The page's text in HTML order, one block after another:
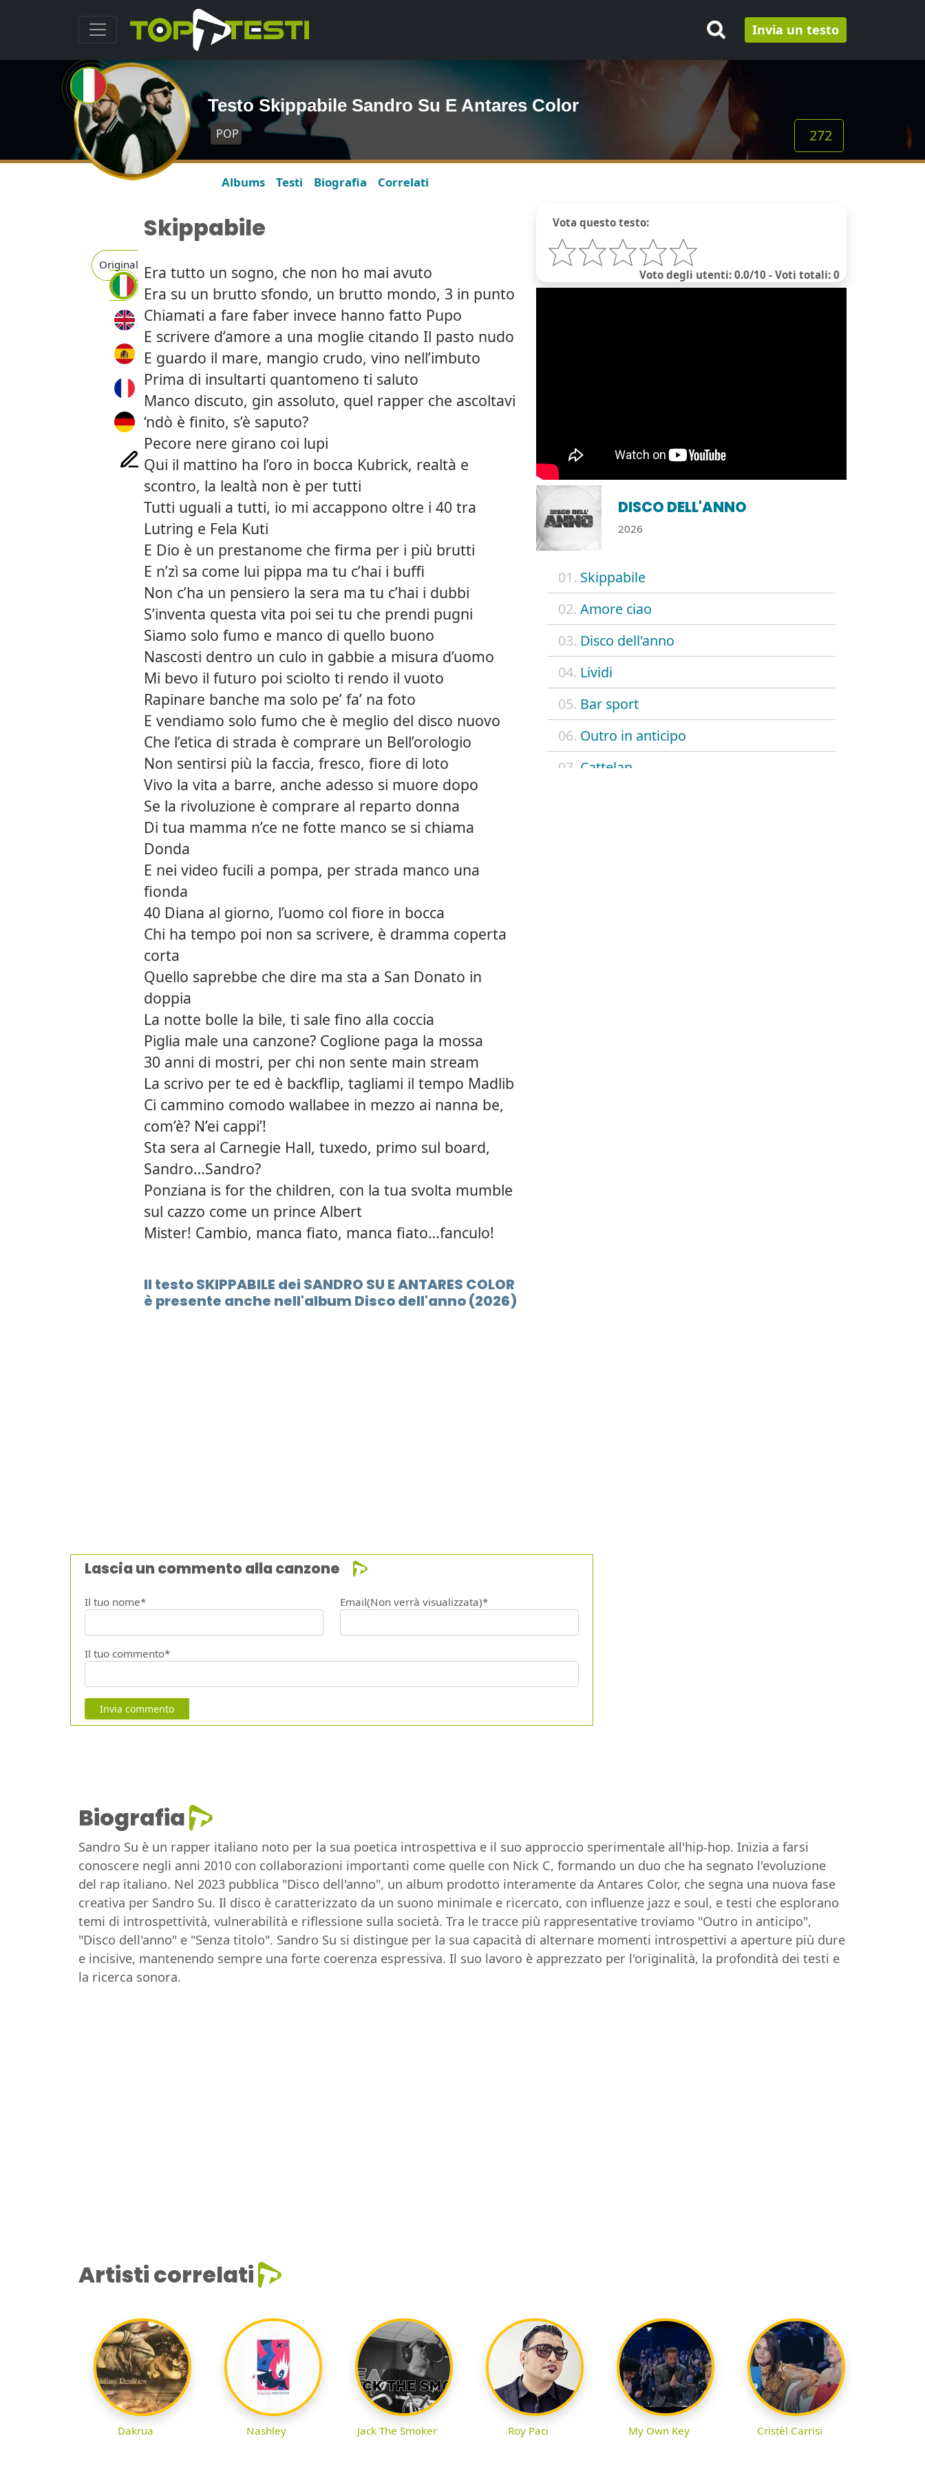
Invia un testo
Testo Skippabile Sandro Su E Antares Color
POP 272
Albums Testi Biografia Correlati
Original
Vota questo testo:
Voto degli utenti: 0.0/10 - Voti totali: 0
DISCO DELL'ANNO
2026
01. Skippabile
02. Amore ciao
03. Disco dell'anno
04. Lividi
05. Bar sport
06. Outro in anticipo
07. Cattelan
Skippabile
Era tutto un sogno, che non ho mai avuto
Era su un brutto sfondo, un brutto mondo, 3 in punto
Chiamati a fare faber invece hanno fatto Pupo
E scrivere d’amore a una moglie citando Il pasto nudo
E guardo il mare, mangio crudo, vino nell’imbuto
Prima di insultarti quantomeno ti saluto
Manco discuto, gin assoluto, quel rapper che ascoltavi
‘ndò è finito, s’è saputo?
Pecore nere girano coi lupi
Qui il mattino ha l’oro in bocca Kubrick, realtà e
scontro, la lealtà non è per tutti
Tutti uguali a tutti, io mi accappono oltre i 40 tra
Lutring e Fela Kuti
E Dio è un prestanome che firma per i più brutti
E n’zì sa come lui pippa ma tu c’hai i buffi
Non c’ha un pensiero la sera ma tu c’hai i dubbi
S’inventa questa vita poi sei tu che prendi pugni
Siamo solo fumo e manco di quello buono
Nascosti dentro un culo in gabbie a misura d’uomo
Mi bevo il futuro poi sciolto ti rendo il vuoto
Rapinare banche ma solo pe’ fa’ na foto
E vendiamo solo fumo che è meglio del disco nuovo
Che l’etica di strada è comprare un Bell’orologio
Non sentirsi più la faccia, fresco, fiore di loto
Vivo la vita a barre, anche adesso si muore dopo
Se la rivoluzione è comprare al reparto donna
Di tua mamma n’ce ne fotte manco se si chiama
Donda
E nei video fucili a pompa, per strada manco una
fionda
40 Diana al giorno, l’uomo col fiore in bocca
Chi ha tempo poi non sa scrivere, è dramma coperta
corta
Quello saprebbe che dire ma sta a San Donato in
doppia
La notte bolle la bile, ti sale fino alla coccia
Piglia male una canzone? Coglione paga la mossa
30 anni di mostri, per chi non sente main stream
La scrivo per te ed è backflip, tagliami il tempo Madlib
Ci cammino comodo wallabee in mezzo ai nanna be,
com’è? N’ei cappi’!
Sta sera al Carnegie Hall, tuxedo, primo sul board,
Sandro…Sandro?
Ponziana is for the children, con la tua svolta mumble
sul cazzo come un prince Albert
Mister! Cambio, manca fiato, manca fiato…fanculo!
Il testo SKIPPABILE dei SANDRO SU E ANTARES COLOR
è presente anche nell'album Disco dell'anno (2026)
Lascia un commento alla canzone
Il tuo nome* Email(Non verrà visualizzata)*
Il tuo commento*
Invia commento
Biografia
Sandro Su è un rapper italiano noto per la sua poetica introspettiva e il suo approccio sperimentale all'hip-hop. Inizia a farsi
conoscere negli anni 2010 con collaborazioni importanti come quelle con Nick C, formando un duo che ha segnato l'evoluzione
del rap italiano. Nel 2023 pubblica "Disco dell'anno", un album prodotto interamente da Antares Color, che segna una nuova fase
creativa per Sandro Su. Il disco è caratterizzato da un suono minimale e ricercato, con influenze jazz e soul, e testi che esplorano
temi di introspettività, vulnerabilità e riflessione sulla società. Tra le tracce più rappresentative troviamo "Outro in anticipo",
"Disco dell'anno" e "Senza titolo". Sandro Su si distingue per la sua capacità di alternare momenti introspettivi a aperture più dure
e incisive, mantenendo sempre una forte coerenza espressiva. Il suo lavoro è apprezzato per l'originalità, la profondità dei testi e
la ricerca sonora.
Artisti correlati
Dakrua Nashley Jack The Smoker Roy Paci My Own Key Cristèl Carrisi